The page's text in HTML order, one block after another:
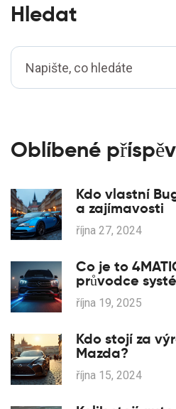
Hledat
Oblíbené
Kdo vlastní
a zajímavosti
října 27, 2024
Co je to
průvodce
kol
října 19, 2025
Kdo stojí za
Mazda?
října 15, 2024